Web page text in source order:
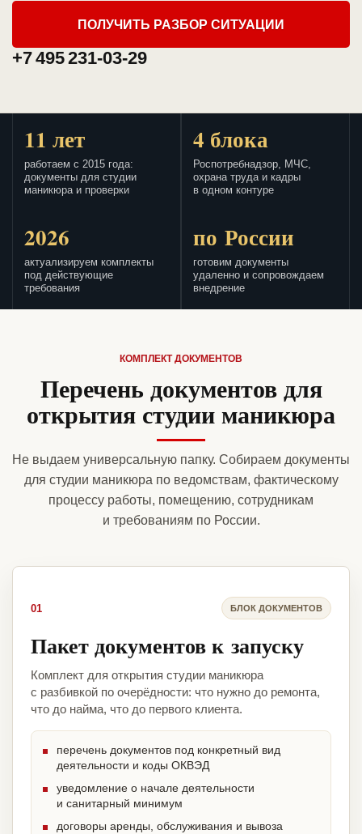
ПОЛУЧИТЬ РАЗБОР СИТУАЦИИ
+7 495 231-03-29
11 лет
работаем с 2015 года:
документы для студии
маникюра и проверки
4 блока
Роспотребнадзор, МЧС,
охрана труда и кадры
в одном контуре
2026
актуализируем комплекты
под действующие
требования
по России
готовим документы
удаленно и сопровождаем
внедрение
КОМПЛЕКТ ДОКУМЕНТОВ
Перечень документов для
открытия студии маникюра
Не выдаем универсальную папку. Собираем документы
для студии маникюра по ведомствам, фактическому
процессу работы, помещению, сотрудникам
и требованиям по России.
01 БЛОК ДОКУМЕНТОВ
Пакет документов к запуску
Комплект для открытия студии маникюра
с разбивкой по очерёдности: что нужно до ремонта,
что до найма, что до первого клиента.
перечень документов под конкретный вид
деятельности и коды ОКВЭД
уведомление о начале деятельности
и санитарный минимум
договоры аренды, обслуживания и вывоза